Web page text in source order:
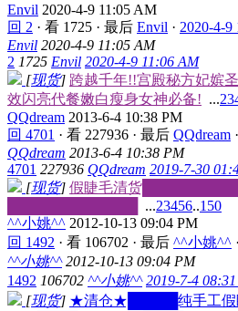
Envil 2020-4-9 11:05 AM
回 2 · 看 1725 · 最后 Envil · 2020-4-9
Envil 2020-4-9 11:05 AM
2 1725 Envil 2020-4-9 11:06 AM
[现货] 跨越千年!!宫殿秘方妃嫔
效闪亮代餐嫩白瘦身女神必备! ...23
QQdream 2013-6-4 10:38 PM
回 4701 · 看 227936 · 最后 QQdream ·
QQdream 2013-6-4 10:38 PM
4701 227936 QQdream 2019-7-30
[现货] 假睫毛清货
...23456..150
^^小姚^^ 2012-10-13 09:04 PM
回 1492 · 看 106702 · 最后 ^^小姚^^ ·
^^小姚^^ 2012-10-13 09:04 PM
1492 106702 ^^小姚^^ 2019-7-4
[现货] ★清仓★█████纯手工